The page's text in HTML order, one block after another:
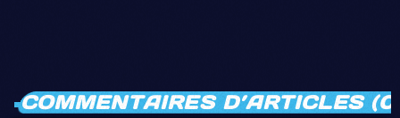
COMMENTAIRES D’ARTICLES